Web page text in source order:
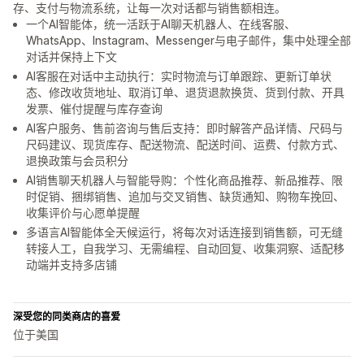
存、支付与物流系统，让每一次对话都与销售额相连。
一个AI智能体，统一活跃于AI聊天机器人、在线客服、
WhatsApp、Instagram、Messenger与电子邮件，集中处理全部
对话并保持上下文
AI客服在对话中主动执行：实时物流与订单跟踪、更新订单状
态、修改收货地址、取消订单、退货退款换货、货到付款、开具
发票、催付提醒与库存查询
AI客户服务、售前咨询与售后支持：即时解答产品详情、尺码与
尺码建议、现货库存、配送物流、配送时间、运费、付款方式、
退换政策与会员积分
AI销售聊天机器人与智能导购：个性化商品推荐、新品推荐、限
时促销、捆绑销售、追加与交叉销售、缺货通知、购物车挽回、
收集评价与心愿单提醒
多语言AI智能体全天候运行，将每次对话连接到销售额，可无缝
转接人工，自我学习、无需编程、自动回复、收集洞察、适配移
动端并支持多店铺
深受您的同类商店的喜爱
位于美国